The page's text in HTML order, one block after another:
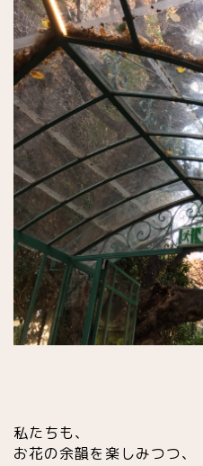
私たちも、
お花の余韻を楽しみつつ、